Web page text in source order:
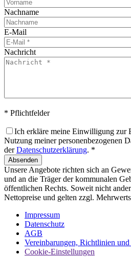
Nachname
E-Mail
Nachricht
* Pflichtfelder
Ich erkläre meine Einwilligung zur
Nutzung meiner personenbezogenen
derDatenschutzerklärung. *
Absenden
Unsere Angebote richten sich an
und an die Träger der kommunalen
öffentlichen Rechts. Soweit nicht
Nettopreise und gelten zzgl.
Impressum
Datenschutz
AGB
Vereinbarungen, Richtlinien
Cookie-Einstellungen